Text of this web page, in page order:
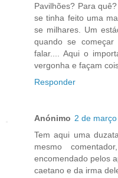
Pavilhões? Para
se tinha feito uma
se milhares. Um
quando se começar
falar.... Aqui o
vergonha e façam
Responder
Anónimo 2 de
Tem aqui uma
mesmo
encomendado pelos
caetano e da irma